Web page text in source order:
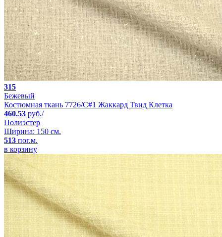
315
Бежевый
Костюмная ткань 7726/C#1 Жаккард Твид Клетка
460.53 руб./
Полиэстер
Ширина: 150 см.
513 пог.м.
в корзину